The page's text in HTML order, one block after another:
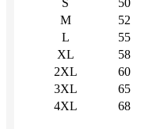
S
50
M
52
L
55
XL
58
2XL
60
3XL
65
4XL
68